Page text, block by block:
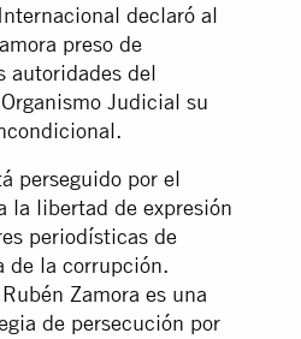
declaró al
preso de
autoridades del
Judicial su
perseguido por el
la libertad de expresión
periodísticas de
de la corrupción.
Zamora es una
de persecución por